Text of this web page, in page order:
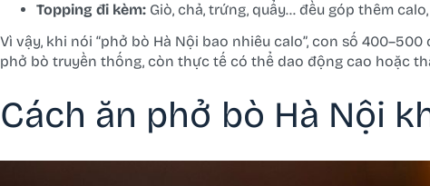
Topping đi kèm: Giò, chả, trứng, quẩy… đều góp thêm
Vì vậy, khi nói “phở bò Hà Nội bao nhiêu calo”, con số
phở bò truyền thống, còn thực tế có thể dao động cao hoặc
Cách ăn phở bò Hà Nội